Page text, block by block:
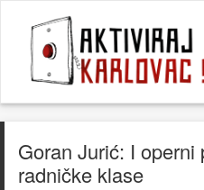
Goran Jurić: I operni
radničke klase